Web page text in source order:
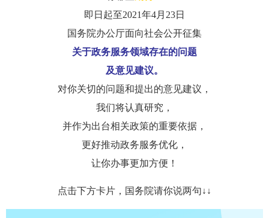
即日起至2021年4月23日
国务院办公厅面向社会公开征集
关于政务服务领域存在的问题
及意见建议。
对你关切的问题和提出的意见建议，
我们将认真研究，
并作为出台相关政策的重要依据，
更好推动政务服务优化，
让你办事更加方便！
点击下方卡片，国务院请你说两句↓↓